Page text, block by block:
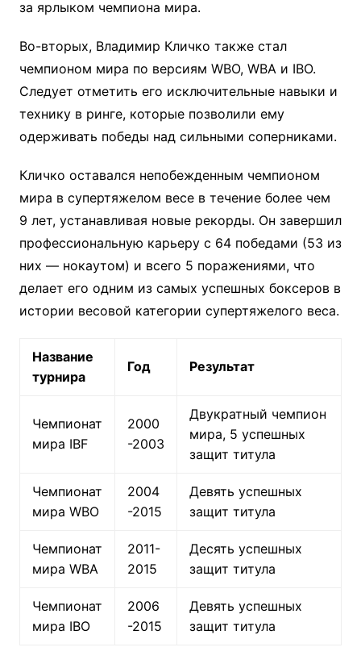
за ярлыком чемпиона мира.
Во-вторых, Владимир Кличко также стал
чемпионом мира по версиям WBO, WBA и IBO.
Следует отметить его исключительные навыки и
технику в ринге, которые позволили ему
одерживать победы над сильными соперниками.
Кличко оставался непобежденным чемпионом
мира в супертяжелом весе в течение более чем
9 лет, устанавливая новые рекорды. Он завершил
профессиональную карьеру с 64 победами (53 из
них — нокаутом) и всего 5 поражениями, что
делает его одним из самых успешных боксеров в
истории весовой категории супертяжелого веса.
Название
турнира
Год Результат
Чемпионат
мира IBF
2000
-2003
Двукратный чемпион
мира, 5 успешных
защит титула
Чемпионат
мира WBO
2004
-2015
Девять успешных
защит титула
Чемпионат
мира WBA
2011-
2015
Десять успешных
защит титула
Чемпионат
мира IBO
2006
-2015
Девять успешных
защит титула